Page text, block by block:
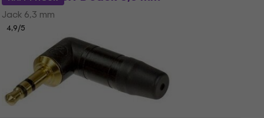
Jack 6,3 mm
4,9/5
Op voorraad